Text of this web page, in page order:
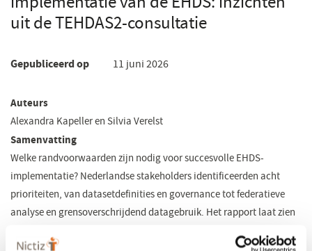
uit de TEHDAS2-consultatie
Gepubliceerd op 11 juni 2026
Auteurs
Alexandra Kapeller en Silvia Verelst
Samenvatting
Welke randvoorwaarden zijn nodig voor succesvolle EHDS-
implementatie? Nederlandse stakeholders identificeerden acht
prioriteiten, van datasetdefinities en governance tot federatieve
analyse en grensoverschrijdend datagebruik. Het rapport laat zien